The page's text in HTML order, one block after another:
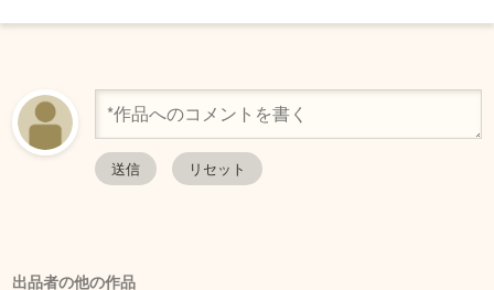
出品者の他の作品